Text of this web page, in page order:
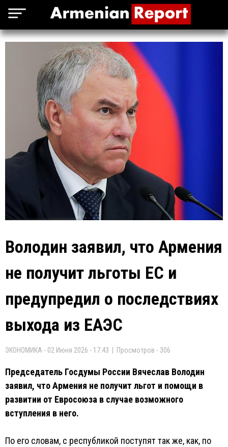
Володин заявил, что Армения
не получит льготы ЕС и
предупредил о последствиях
выхода из ЕАЭС
ЭКОНОМИКА - 02 Июня 2026 - 17:43 | Просмотров - 306
Председатель Госдумы России Вячеслав Володин
заявил, что Армения не получит льгот и помощи в
развитии от Евросоюза в случае возможного
вступления в него.
По его словам, с республикой поступят так же, как, по